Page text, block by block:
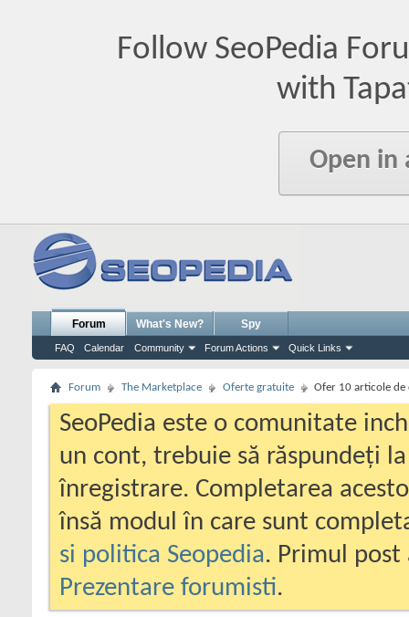
Follow SeoPedia
with
Open in
Forum
FAQ Calendar Community Forum Actions Quick Links
What's New? Spy
Forum The Marketplace Oferte gratuite Ofer 10 articole
SeoPedia este o comunitate
un cont, trebuie să răspundeți
înregistrare. Completarea
însă modul în care sunt
si politica Seopedia. Primul
Prezentare forumisti.